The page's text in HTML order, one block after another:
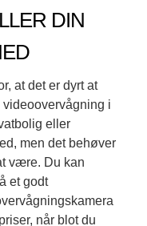
DIN
at det er dyrt at
videoovervågning i
eller
men det behøver
være. Du kan
et godt
når blot du